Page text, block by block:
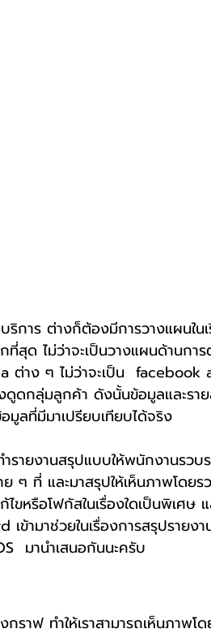
ที่สุด ไม่ว่าจะเป็นวางแผนด้านก
ต่าง ๆ ไม่ว่าจะเป็น
ดกลุ่มลูกค้า ดังนั้นข้อมูลและราย
มูลที่มีมาเปรียบเทียบได้จริง
ๆ ที่ และมาสรุปให้เห็นภาพโดยร
ไขหรือโฟกัสในเรื่องใดเป็นพิเศ
เข้ามาช่วยในเรื่องการสรุปราย
มานำเสนอกันนะครับ